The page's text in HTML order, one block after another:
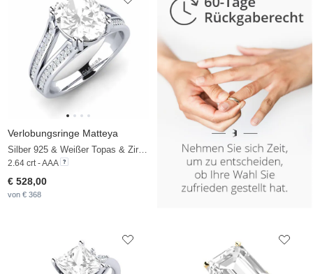
Verlobungsringe Matteya
2.64 crt - AAA
€ 528,00
von € 368